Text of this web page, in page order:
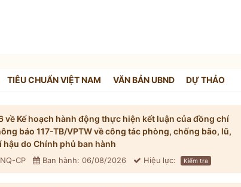
TIÊU CHUẨN VIỆT NAM VĂN BẢN UBND DỰ THẢO
về Kế hoạch hành động thực hiện kết luận của đồng chí
báo 117-TB/VPTW về công tác phòng, chống bão, lũ,
do Chính phủ ban hành
CP Ban hành: 06/08/2026 Hiệu lực: Kiểm tra